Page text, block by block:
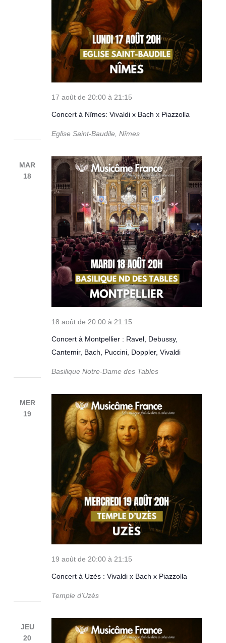
Concert à Nîmes: Vivaldi x Bach x Piazzolla
17 août de 20:00 à 21:15
Eglise Saint-Baudile, Nîmes
MAR
18
Concert à Montpellier : Ravel, Debussy,
Cantemir, Bach, Puccini, Doppler, Vivaldi
18 août de 20:00 à 21:15
Basilique Notre-Dame des Tables
MER
19
Concert à Uzès : Vivaldi x Bach x Piazzolla
19 août de 20:00 à21:15
Temple d'Uzès
JEU
20